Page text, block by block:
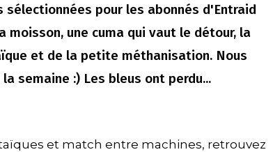
sélectionnées pour les abonnés d'Entraid
moisson, une cuma qui vaut le détour, la
et de la petite méthanisation. Nous
semaine :) Les bleus ont perdu...
et match entre machines, retrouvez